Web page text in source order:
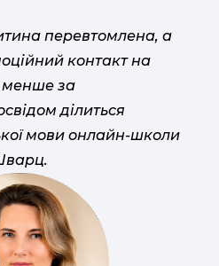
перевтомлена, а
контакт на
менше за
ділиться
мови онлайн-школи